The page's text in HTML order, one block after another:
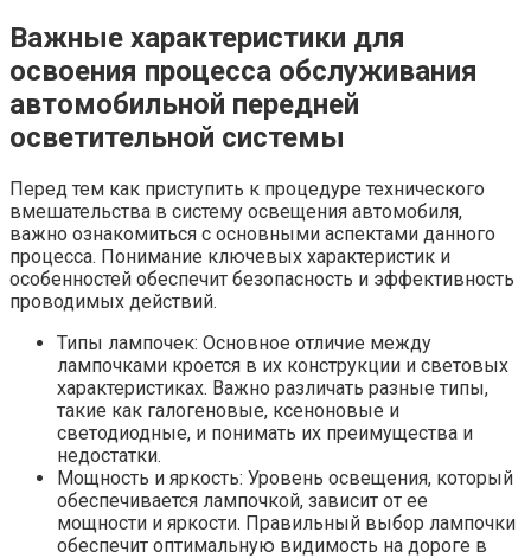
Важные характеристики для
освоения процесса обслуживания
автомобильной передней
осветительной системы
Перед тем как приступить к процедуре технического
вмешательства в систему освещения автомобиля,
важно ознакомиться с основными аспектами данного
процесса. Понимание ключевых характеристик и
особенностей обеспечит безопасность и эффективность
проводимых действий.
Типы лампочек: Основное отличие между
лампочками кроется в их конструкции и световых
характеристиках. Важно различать разные типы,
такие как галогеновые, ксеноновые и
светодиодные, и понимать их преимущества и
недостатки.
Мощность и яркость: Уровень освещения, который
обеспечивается лампочкой, зависит от ее
мощности и яркости. Правильный выбор лампочки
обеспечит оптимальную видимость на дороге в